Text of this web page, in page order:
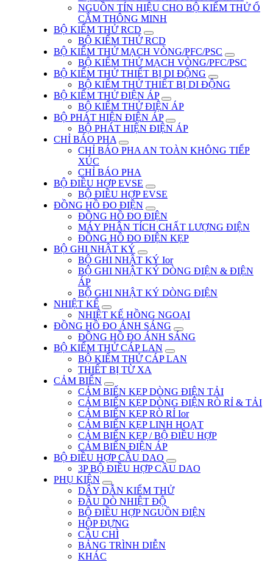
NGUỒN TÍN HIỆU CHO BỘ KIỂM THỬ Ổ
CẮM THÔNG MINH
BỘ KIỂM THỬ RCD
BỘ KIỂM THỬ RCD
BỘ KIỂM THỬ MẠCH VÒNG/PFC/PSC
BỘ KIỂM THỬ MẠCH VÒNG/PFC/PSC
BỘ KIỂM THỬ THIẾT BỊ DI ĐỘNG
BỘ KIỂM THỬ THIẾT BỊ DI ĐỘNG
BỘ KIỂM THỬ ĐIỆN ÁP
BỘ KIỂM THỬ ĐIỆN ÁP
BỘ PHÁT HIỆN ĐIỆN ÁP
BỘ PHÁT HIỆN ĐIỆN ÁP
CHỈ BÁO PHA
CHỈ BÁO PHA AN TOÀN KHÔNG TIẾP
XÚC
CHỈ BÁO PHA
BỘ ĐIỀU HỢP EVSE
BỘ ĐIỀU HỢP EVSE
ĐỒNG HỒ ĐO ĐIỆN
ĐỒNG HỒ ĐO ĐIỆN
MÁY PHÂN TÍCH CHẤT LƯỢNG ĐIỆN
ĐỒNG HỒ ĐO ĐIỆN KẸP
BỘ GHI NHẬT KÝ
BỘ GHI NHẬT KÝ Ior
BỘ GHI NHẬT KÝ DÒNG ĐIỆN & ĐIỆN
ÁP
BỘ GHI NHẬT KÝ DÒNG ĐIỆN
NHIỆT KẾ
NHIỆT KẾ HỒNG NGOẠI
ĐỒNG HỒ ĐO ÁNH SÁNG
ĐỒNG HỒ ĐO ÁNH SÁNG
BỘ KIỂM THỬ CÁP LAN
BỘ KIỂM THỬ CÁP LAN
THIẾT BỊ TỪ XA
CẢM BIẾN
CẢM BIẾN KẸP DÒNG ĐIỆN TẢI
CẢM BIẾN KẸP DÒNG ĐIỆN RÒ RỈ & TẢI
CẢM BIẾN KẸP RÒ RỈ Ior
CẢM BIẾN KẸP LINH HOẠT
CẢM BIẾN KẸP / BỘ ĐIỀU HỢP
CẢM BIẾN ĐIỆN ÁP
BỘ ĐIỀU HỢP CẦU DAO
3P BỘ ĐIỀU HỢP CẦU DAO
PHỤ KIỆN
DÂY DẪN KIỂM THỬ
ĐẦU DÒ NHIỆT ĐỘ
BỘ ĐIỀU HỢP NGUỒN ĐIỆN
HỘP ĐỰNG
CẦU CHÌ
BẢNG TRÌNH DIỄN
KHÁC